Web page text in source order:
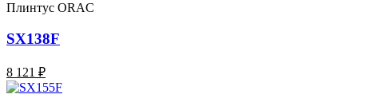
Плинтус ORAC
SX138F
8 121 ₽